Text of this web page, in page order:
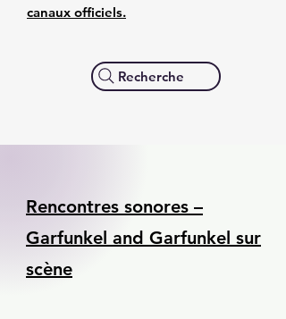
Recherche
canaux officiels.
Rencontres sonores –
Garfunkel and Garfunkel sur
scène